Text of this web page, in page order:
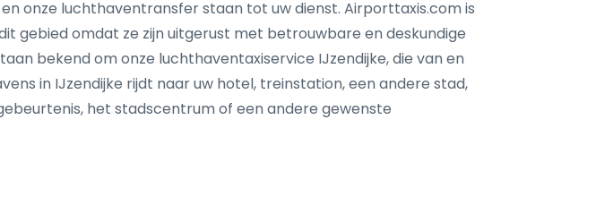
en onze luchthaventransfer staan tot uw dienst. Airporttaxis.com is
gebied omdat ze zijn uitgerust met betrouwbare en deskundige
bekend om onze luchthaventaxiservice IJzendijke, die van en
in IJzendijke rijdt naar uw hotel, treinstation, een andere stad,
het stadscentrum of een andere gewenste